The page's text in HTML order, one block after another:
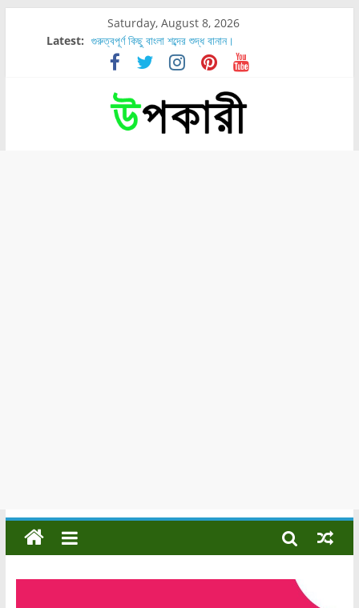
Saturday, August 8, 2026
Latest: গুরুত্বপূর্ণ কিছু বাংলা শব্দের শুদ্ধ বানান।
শরীরের কোন অংশে বেডসোর বেশি হয়?
নাসাল টিউব কতদিন রাখা যায়?
রোগীর পিঠ, কোমর এবং পায়ে বেডসোর দেখা গেলে করণীয় কি?
পার্সিমন ফলের স্বাস্থ্য ও পুষ্টি উপকারিতা।